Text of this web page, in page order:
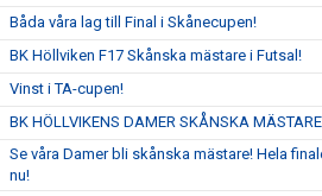
Båda våra lag till Final i Skånecupen!
BK Höllviken F17 Skånska mästare i Futsal!
Vinst i TA-cupen!
BK HÖLLVIKENS DAMER SKÅNSKA
Se våra Damer bli skånska mästare! Hela
nu!